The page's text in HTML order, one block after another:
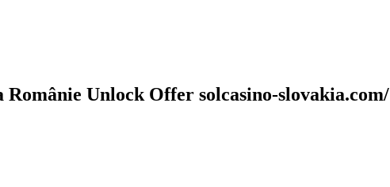
Unlock Offer solcasino-slovakia.com/